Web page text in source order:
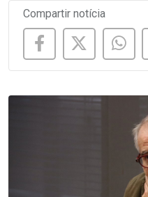
Compartir notícia